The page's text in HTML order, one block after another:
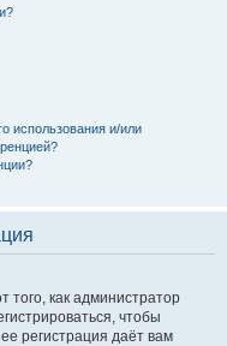
использования и/или
того, как администратор
чтобы
регистрация даёт вам